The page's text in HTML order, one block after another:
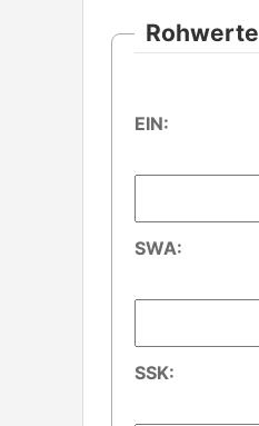
Rohwerte
EIN:
SWA:
SSK: